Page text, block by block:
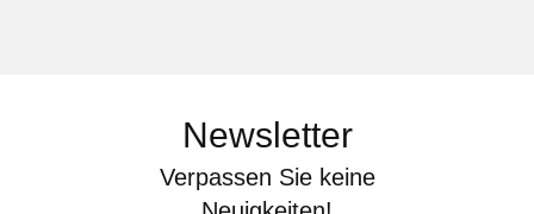
Newsletter
Verpassen Sie keine